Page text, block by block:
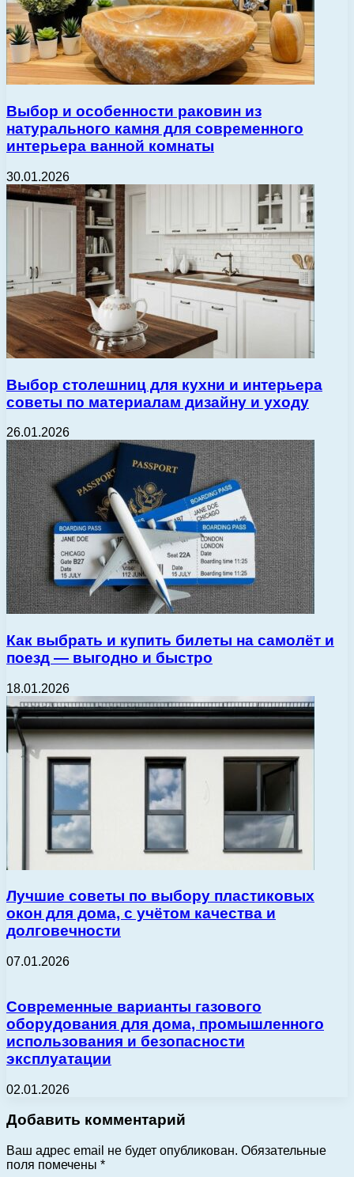
Выбор и особенности раковин из
натурального камня для современного
интерьера ванной комнаты
30.01.2026
Выбор столешниц для кухни и интерьера
советы по материалам дизайну и уходу
26.01.2026
Как выбрать и купить билеты на самолёт и
поезд — выгодно и быстро
18.01.2026
Лучшие советы по выбору пластиковых
окон для дома, с учётом качества и
долговечности
07.01.2026
Современные варианты газового
оборудования для дома, промышленного
использования и безопасности
эксплуатации
02.01.2026
Добавить комментарий
Ваш адрес email не будет опубликован. Обязательные
поля помечены *